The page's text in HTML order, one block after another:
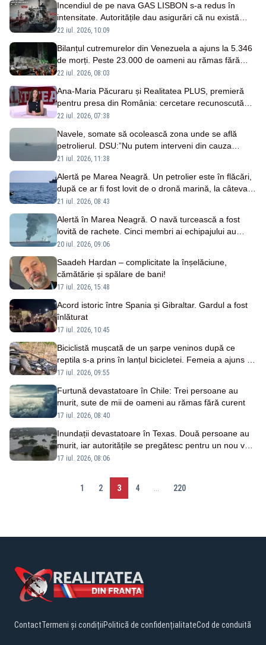
Incendiul de pe nava GAS LISBON s-a redus în
intensitate. Autoritățile dau asigurări că nu există
pericol pentru litoralul românesc
22 iul. 2026, 10:09
Bilanțul cutremurelor din Venezuela a ajuns la 5.346
de morți. Peste 23.000 de oameni au rămas fără
locuințe
22 iul. 2026, 08:03
Ana-Maria Păcuraru și Realitatea PLUS, premieră
pentru presa din România: cercetare recunoscută
internațional
22 iul. 2026, 07:38
Navele, somate să ocolească zona unde se află
petrolierul. DSU:”Nu putem interveni din cauza
pericolului de explozie”
21 iul. 2026, 11:38
Alertă pe Marea Neagră. Un petrolier este în flăcări,
după ce ar fi fost lovit de o dronă marină, la câteva
zeci de kilometri de Sulina
21 iul. 2026, 08:43
Alertă în Marea Neagră. O navă turcească a fost
lovită de rachete. Cinci membri ai echipajului au
murit
20 iul. 2026, 09:06
Saadeh Hardan – complicitate la înșelăciune,
cămătărie și spălare de bani!
17 iul. 2026, 15:48
Acord istoric între Spania și Gibraltar. Gardul a fost
înlăturat
17 iul. 2026, 10:45
Biciclistă mușcată de un șarpe veninos după ce
reptila s-a prins în lanțul bicicletei. Femeia a ajuns la
spital
17 iul. 2026, 09:55
Furtună devastatoare în Chile: Trei persoane au
murit, sute de mii de oameni au rămas fără curent
17 iul. 2026, 08:40
Inundații devastatoare în Texas. Două persoane au
murit, iar autoritățile se pregătesc pentru un nou val
de precipitații record
17 iul. 2026, 08:06
1 2 3 4 220
ContactTermeni și condițiiPolitică de confidențialitateCod de conduită